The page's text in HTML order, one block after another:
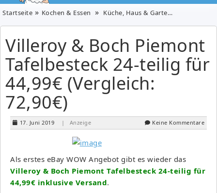
Startseite Kochen & Essen Küche, Haus & Garten
Villeroy & Boch Piemont
Tafelbesteck 24-teilig für
44,99€ (Vergleich:
72,90€)
17. Juni 2019 | Anzeige Keine Kommentare
Als erstes eBay WOW Angebot gibt es wieder das
Villeroy & Boch Piemont Tafelbesteck 24-teilig für
44,99€ inklusive Versand.